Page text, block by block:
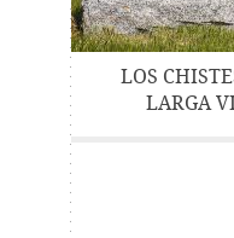
LOS
LARGA